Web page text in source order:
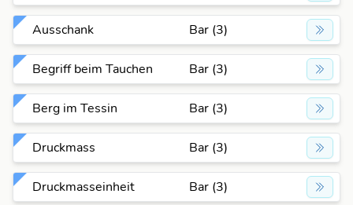
Ausschank Bar (3)
Begriff beim Tauchen Bar (3)
Berg im Tessin Bar (3)
Druckmass Bar (3)
Druckmasseinheit Bar (3)